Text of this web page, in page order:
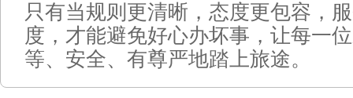
只有当规则更清晰，态度更包容，
度，才能避免好心办坏事，让每一
等、安全、有尊严地踏上旅途。